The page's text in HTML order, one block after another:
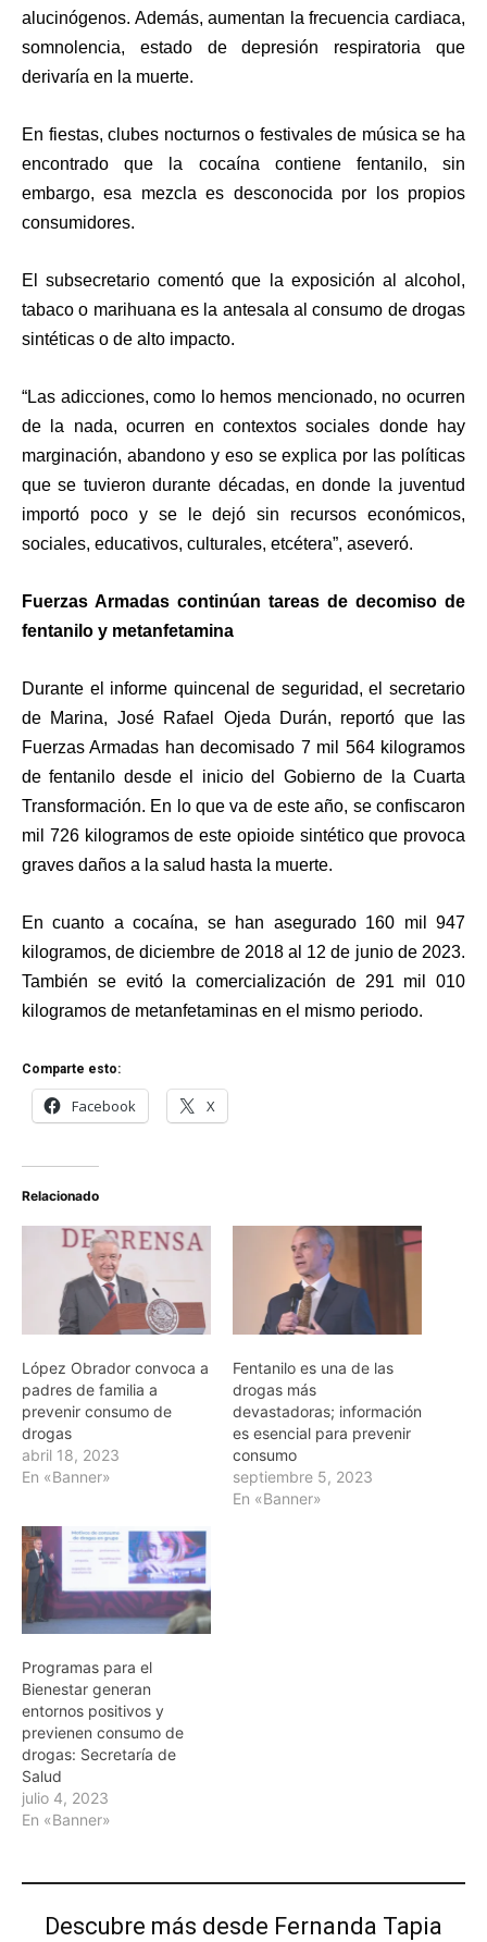
alucinógenos. Además, aumentan la frecuencia cardiaca,
somnolencia, estado de depresión respiratoria que
derivaría en la muerte.
En fiestas, clubes nocturnos o festivales de música se ha
encontrado que la cocaína contiene fentanilo, sin
embargo, esa mezcla es desconocida por los propios
consumidores.
El subsecretario comentó que la exposición al alcohol,
tabaco o marihuana es la antesala al consumo de drogas
sintéticas o de alto impacto.
“Las adicciones, como lo hemos mencionado, no ocurren
de la nada, ocurren en contextos sociales donde hay
marginación, abandono y eso se explica por las políticas
que se tuvieron durante décadas, en donde la juventud
importó poco y se le dejó sin recursos económicos,
sociales, educativos, culturales, etcétera”, aseveró.
Fuerzas Armadas continúan tareas de decomiso de
fentanilo y metanfetamina
Durante el informe quincenal de seguridad, el secretario
de Marina, José Rafael Ojeda Durán, reportó que las
Fuerzas Armadas han decomisado 7 mil 564 kilogramos
de fentanilo desde el inicio del Gobierno de la Cuarta
Transformación. En lo que va de este año, se confiscaron
mil 726 kilogramos de este opioide sintético que provoca
graves daños a la salud hasta la muerte.
En cuanto a cocaína, se han asegurado 160 mil 947
kilogramos, de diciembre de 2018 al 12 de junio de 2023.
También se evitó la comercialización de 291 mil 010
kilogramos de metanfetaminas en el mismo periodo.
Comparte esto:
Facebook X
Relacionado
López Obrador convoca a
padres de familia a
prevenir consumo de
drogas
abril 18, 2023
En «Banner»
Fentanilo es una de las
drogas más
devastadoras; información
es esencial para prevenir
consumo
septiembre 5, 2023
En «Banner»
Programas para el
Bienestar generan
entornos positivos y
previenen consumo de
drogas: Secretaría de
Salud
julio 4, 2023
En «Banner»
Descubre más desde Fernanda Tapia